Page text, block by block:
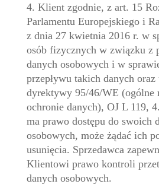
4. Klient zgodnie, z art. 15
Parlamentu Europejskiego i
z dnia 27 kwietnia 2016 r. w
osób fizycznych w związku z
danych osobowych i w
przepływu takich danych
dyrektywy 95/46/WE (ogólne
ochronie danych), OJ L 119,
ma prawo dostępu do swoich
osobowych, może żądać ich
usunięcia. Sprzedawca
Klientowi prawo kontroli
danych osobowych.